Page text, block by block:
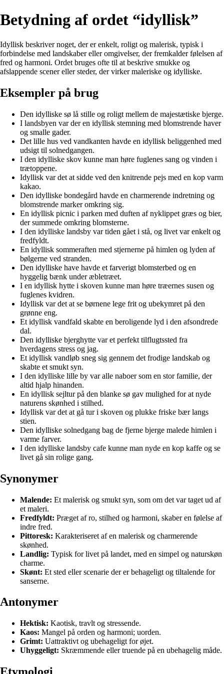
Betydning af ordet “idyllisk”
Idyllisk beskriver noget, der er enkelt, roligt og malerisk, typisk i
forbindelse med landskaber eller omgivelser, der fremkalder følelsen af
fred og harmoni. Ordet bruges ofte til at beskrive smukke og
afslappende scener eller steder, der virker maleriske og idylliske.
Eksempler på brug
Den idylliske sø lå stille og roligt mellem de majestætiske bjerge.
I landsbyen var der en idyllisk stemning med blomstrende haver
og smalle gader.
Det lille hus ved vandkanten havde en idyllisk beliggenhed med
udsigt til solnedgangen.
I den idylliske skov kunne man høre fuglenes sang og vinden i
trætoppene.
Idyllisk var det at sidde ved den knitrende pejs med en kop varm
kakao.
Den idylliske bondegård havde en charmerende indretning og
blomstrende marker omkring sig.
En idyllisk picnic i parken med duften af nyklippet græs og bier,
der summede omkring blomsterne.
I den idylliske landsby var tiden gået i stå, og livet var enkelt og
fredfyldt.
En idyllisk sommeraften med stjernerne på himlen og lyden af
bølgerne ved stranden.
Den idylliske have havde et farverigt blomsterbed og en
hyggelig bænk under æbletræet.
I en idyllisk hytte i skoven kunne man høre træernes susen og
fuglenes kvidren.
Idyllisk var det at se børnene lege frit og ubekymret på den
grønne eng.
Et idyllisk vandfald skabte en beroligende lyd i den afsondrede
dal.
Den idylliske bjerghytte var et perfekt tilflugtssted fra
hverdagens stress og jag.
Et idyllisk vandløb sneg sig gennem det frodige landskab og
skabte et smukt syn.
I den idylliske lille by var alle naboer som en stor familie, der
altid hjalp hinanden.
En idyllisk sejltur på den blanke sø gav mulighed for at nyde
naturens skønhed i stilhed.
Idyllisk var det at gå tur i skoven og plukke friske bær langs
stien.
Den idylliske solnedgang bag de fjerne bjerge malede himlen i
varme farver.
I den idylliske landsby cafe kunne man nyde en kop kaffe og se
livet gå sin rolige gang.
Synonymer
Malende: Et malerisk og smukt syn, som om det var taget ud af
et maleri.
Fredfyldt: Præget af ro, stilhed og harmoni, skaber en følelse af
indre fred.
Pittoresk: Karakteriseret af en malerisk og charmerende
skønhed.
Landlig: Typisk for livet på landet, med en simpel og naturskøn
charme.
Skønt: Et sted eller scenarie der er behageligt og tiltalende for
sanserne.
Antonymer
Hektisk: Kaotisk, travlt og stressende.
Kaos: Mangel på orden og harmoni; uorden.
Grimt: Uattraktivt og ubehageligt for øjet.
Uhyggeligt: Skræmmende eller truende på en ubehagelig måde.